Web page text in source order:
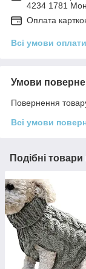
4234 1781
Оплата
Всі умови оплати
Умови
Повернення
Всі умови
Подібні товари